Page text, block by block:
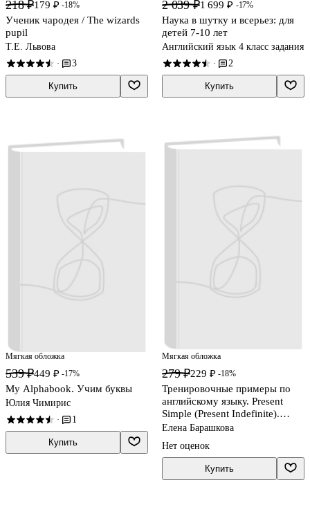
218 ₽179 ₽ -18%
Ученик чародея / The wizards
pupil
Т.Е. Львова
· 3
Купить
2 039 ₽1 699 ₽ -17%
Наука в шутку и всерьез: для
детей 7-10 лет
Английский язык 4 класс задания
· 2
Купить
Мягкая обложка
539 ₽449 ₽ -17%
My Alphabook. Учим буквы
Юлия Чимирис
· 1
Купить
Мягкая обложка
279 ₽229 ₽ -18%
Тренировочные примеры по
английскому языку. Present
Simple (Present Indefinite).
ФГОС Новый
Елена Барашкова
Нет оценок
Купить